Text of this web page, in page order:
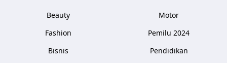
Beauty
Fashion
Bisnis
Motor
Pemilu 2024
Pendidikan